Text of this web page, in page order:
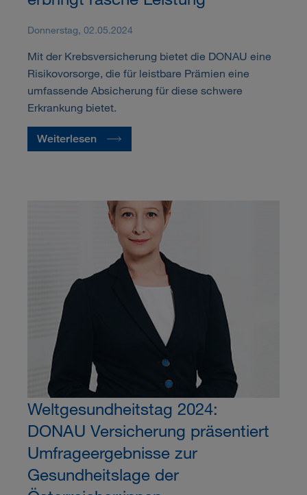
Donnerstag, 02.05.2024
Mit der Krebsversicherung bietet die DONAU eine
Risikovorsorge, die für leistbare Prämien eine
umfassende Absicherung für diese schwere
Erkrankung bietet.
Weiterlesen
Weltgesundheitstag 2024:
DONAU Versicherung präsentiert
Umfrageergebnisse zur
Gesundheitslage der